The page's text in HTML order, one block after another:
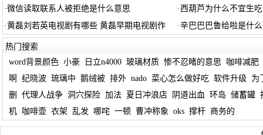
·微信读取联系人被拒绝是什么意思 · 西葫芦为什么不宜生
·黄磊刘若英电视剧有哪些 黄磊早期电视剧作 ·辛巴巴巴鲁给啦是什
热门搜索
word背景颜色 小豪 日立n4000 玻璃材质 惨不忍睹的意思
咖啡减肥
啊
纪晓波 琉璃中 鹅绒被 排外 nado 菜心怎么做好吃 软件升级
为
删
代理人战争 洞穴探险 加法 夏日冲浪店 阴道出血 环岛 储蓄罐
机
咖啡壶 衣架 乱发 哪咤 一顿 曹冲称象 oks 撑杆 商务的